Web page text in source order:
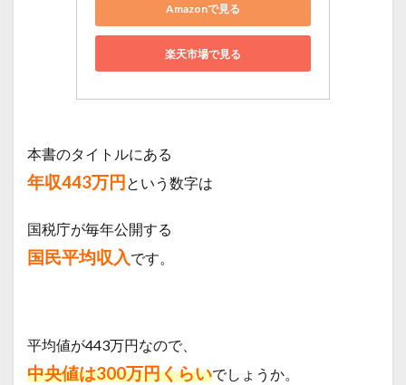
Amazonで見る
楽天市場で見る
本書のタイトルにある
年収443万円 という数字は
国税庁が毎年公開する
国民平均収入です。
平均値が443万円なので、
中央値は300万円くらいでしょうか。